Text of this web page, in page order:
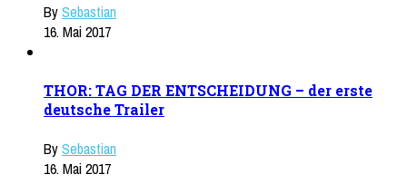
BySebastian
16. Mai 2017
THOR: TAG DER ENTSCHEIDUNG – der erste
deutsche Trailer
BySebastian
16. Mai 2017